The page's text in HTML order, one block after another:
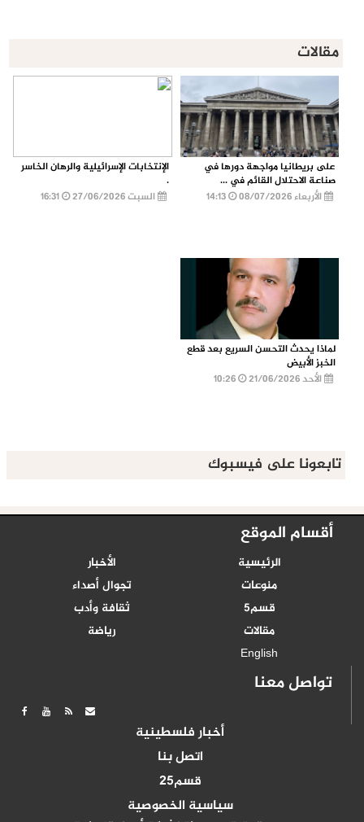
مقالات
على بريطانيا مواجهة دورها في
صناعة الاحتلال القائم في ...
الأربعاء 08/07/2026
الإنتخابات الإسرائيلية والرهان الخاسر
.
السبت 27/06/2026
16:31
لماذا يحدث التحسن السريع بعد قطع
الخبز الأبيض
الأحد 21/06/2026
تابعونا على فيسبوك
أقسام الموقع
الرئيسية
الأخبار
منوعات
تجوال أصداء
قسم5
ثقافة وأدب
مقالات
رياضة
English
تواصل معنا
أخبار فلسطينية
اتصل بنا
قسم25
سياسية الخصوصية